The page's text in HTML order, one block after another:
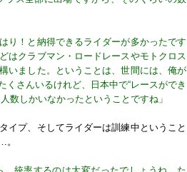
り！と納得できるライダーが多かったです
はクラブマン・ロードレースやモトクロス
いました。ということは、世間には、俺が
さんいるけれど、日本中で“レースができ
数しかいなかったということですね」
プ、そしてライダーは訓練中ということ